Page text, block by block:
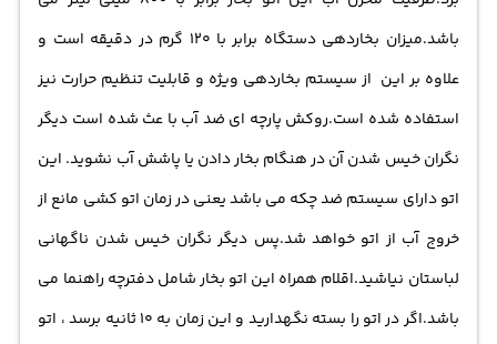
باشد.میزان بخاردهی دستگاه برابر با 120 گرم در دقیقه است و
علاوه بر این از سیستم بخاردهی ویژه و قابلیت تنظیم حرارت نیز
استفاده شده است.روکش پارچه ای ضد آب با عث شده است دیگر
نگران خیس شدن آن در هنگام بخار دادن یا پاشش آب نشوید. این
اتو دارای سیستم ضد چکه می باشد یعنی در زمان اتو کشی مانع از
خروج آب از اتو خواهد شد.پس دیگر نگران خیس شدن ناگهانی
لباستان نیاشید.اقلام همراه این اتو بخار شامل دفترچه راهنما می
باشد.اگر در اتو را بسته نگهدارید و این زمان به 10 ثانیه برسد ، اتو